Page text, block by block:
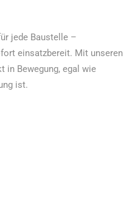
jede Baustelle –
einsatzbereit. Mit unseren
in Bewegung, egal wie
ist.